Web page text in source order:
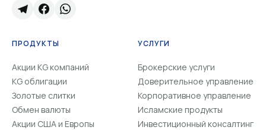
ПРОДУКТЫ
Акции KG компаний
KG облигации
Золотые слитки
Обмен валюты
Акции США и Европы
УСЛУГИ
Брокерские услуги
Доверительное управление
Корпоративное управление
Исламские продукты
Инвестиционный консалтинг